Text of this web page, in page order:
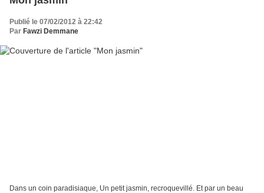
Publié le 07/02/2012 à 22:42
Par Fawzi Demmane
Dans un coin paradisiaque, Un petit jasmin, recroquevillé. Et par un beau